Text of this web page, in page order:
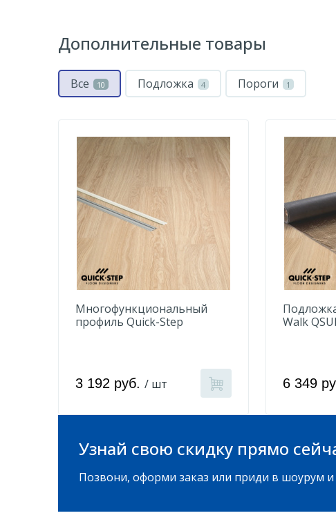
Дополнительные товары
Все 10 Подложка 4 Пороги 1
Многофункциональный
профиль Quick-Step
3 192 руб. / шт
Walk
6 349
Узнай свою скидку прямо
Позвони, оформи заказ или приди в шоурум и